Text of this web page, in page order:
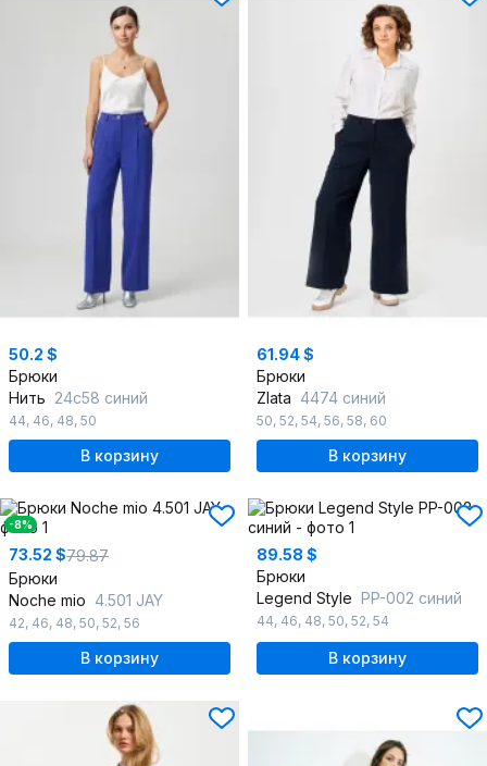
50.2 $
Брюки
Нить 24с58 синий
44, 46, 48, 50
В корзину
61.94 $
Брюки
Zlata 4474 синий
50, 52, 54, 56, 58, 60
В корзину
-8%
73.52 $79.87
Брюки
Noche mio 4.501 JAY
42, 46, 48, 50, 52, 56
В корзину
89.58 $
Брюки
Legend Style PP-002 синий
44, 46, 48, 50, 52, 54
В корзину